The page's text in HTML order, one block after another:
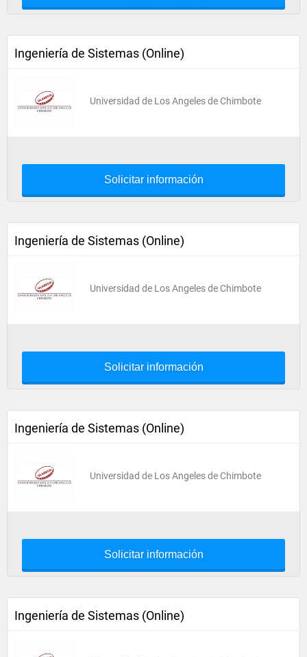
Ingeniería de Sistemas (Online)
Universidad de Los Angeles de Chimbote
Solicitar información
Ingeniería de Sistemas (Online)
Universidad de Los Angeles de Chimbote
Solicitar información
Ingeniería de Sistemas (Online)
Universidad de Los Angeles de Chimbote
Solicitar información
Ingeniería de Sistemas (Online)